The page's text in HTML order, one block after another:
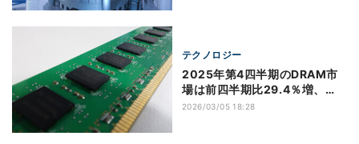
テクノロジー
2025年第4四半期のDRAM市
場は前四半期比29.4％増、
Samsungがシェア1位に返り
2026/03/05 18:28